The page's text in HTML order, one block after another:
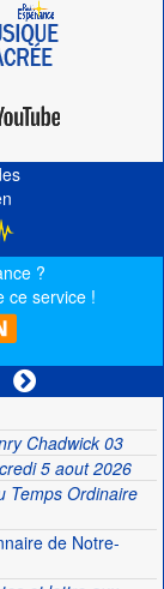
?
ce service !
Chadwick 03
5 aout 2026
Temps Ordinaire
de Notre-